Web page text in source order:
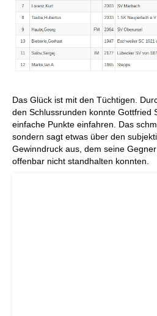
Das Glück ist mit den Tüchtigen.
den Schlussrunden konnte Gottfried
einfache Punkte einfahren. Das
sondern sagt etwas über den
Gewinndruck aus, dem seine
offenbar nicht standhalten konnten.